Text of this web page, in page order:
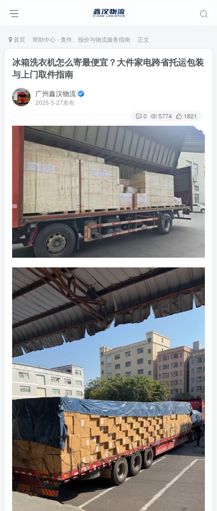
首页 帮助中心 - 查件、报价与物流服务指南 正文
冰箱洗衣机怎么寄最便宜？大件家电跨省托运包装
与上门取件指南
广州鑫汉物流
2026-5-27发布
0 5774 1821